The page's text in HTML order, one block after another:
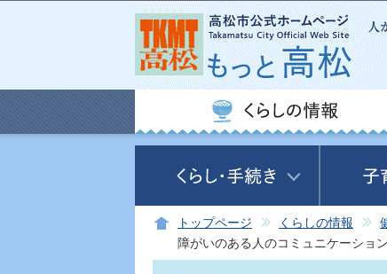
トップページ くらしの情報
障がいのある人のコミュニケーショ